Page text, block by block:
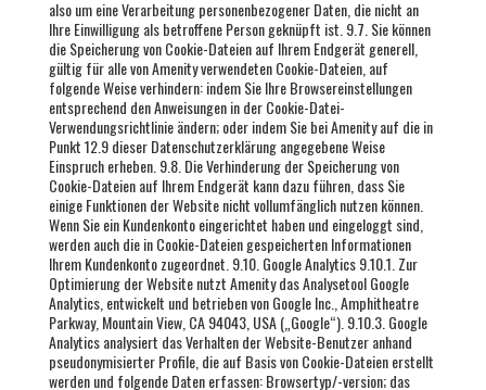
also um eine Verarbeitung personenbezogener Daten, die nicht an
Ihre Einwilligung als betroffene Person geknüpft ist. 9.7. Sie können
die Speicherung von Cookie-Dateien auf Ihrem Endgerät generell,
gültig für alle von Amenity verwendeten Cookie-Dateien, auf
folgende Weise verhindern: indem Sie Ihre Browsereinstellungen
entsprechend den Anweisungen in der Cookie-Datei-
Verwendungsrichtlinie ändern; oder indem Sie bei Amenity auf die in
Punkt 12.9 dieser Datenschutzerklärung angegebene Weise
Einspruch erheben. 9.8. Die Verhinderung der Speicherung von
Cookie-Dateien auf Ihrem Endgerät kann dazu führen, dass Sie
einige Funktionen der Website nicht vollumfänglich nutzen können.
Wenn Sie ein Kundenkonto eingerichtet haben und eingeloggt sind,
werden auch die in Cookie-Dateien gespeicherten Informationen
Ihrem Kundenkonto zugeordnet. 9.10. Google Analytics 9.10.1. Zur
Optimierung der Website nutzt Amenity das Analysetool Google
Analytics, entwickelt und betrieben von Google Inc., Amphitheatre
Parkway, Mountain View, CA 94043, USA („Google“). 9.10.3. Google
Analytics analysiert das Verhalten der Website-Benutzer anhand
pseudonymisierter Profile, die auf Basis von Cookie-Dateien erstellt
werden und folgende Daten erfassen: Browsertyp/-version; das